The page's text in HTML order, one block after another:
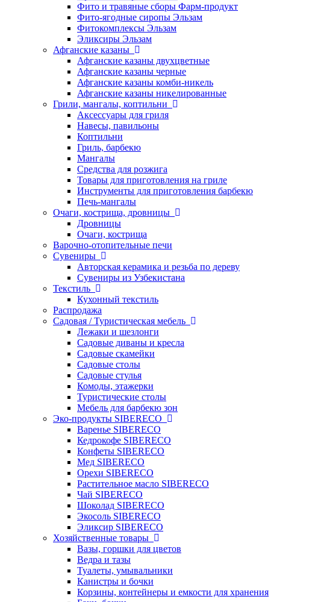
Фито и травяные сборы Фарм-продукт
Фито-ягодные сиропы Эльзам
Фитокомплексы Эльзам
Эликсиры Эльзам
Афганские казаны
Афганские казаны двухцветные
Афганские казаны черные
Афганские казаны комби-никель
Афганские казаны никелированные
Грили, мангалы, коптильни
Аксессуары для гриля
Навесы, павильоны
Коптильни
Гриль, барбекю
Мангалы
Средства для розжига
Товары для приготовления на гриле
Инструменты для приготовления барбекю
Печь-мангалы
Очаги, кострища, дровницы
Дровницы
Очаги, кострища
Варочно-отопительные печи
Сувениры
Авторская керамика и резьба по дереву
Сувениры из Узбекистана
Текстиль
Кухонный текстиль
Распродажа
Садовая / Туристическая мебель
Лежаки и шезлонги
Садовые диваны и кресла
Садовые скамейки
Садовые столы
Садовые стулья
Комоды, этажерки
Туристические столы
Мебель для барбекю зон
Эко-продукты SIBERECO
Варенье SIBERECO
Кедрокофе SIBERECO
Конфеты SIBERECO
Мед SIBERECO
Орехи SIBERECO
Растительное масло SIBERECO
Чай SIBERECO
Шоколад SIBERECO
Экосоль SIBERECO
Эликсир SIBERECO
Хозяйственные товары
Вазы, горшки для цветов
Ведра и тазы
Туалеты, умывальники
Канистры и бочки
Корзины, контейнеры и емкости для хранения